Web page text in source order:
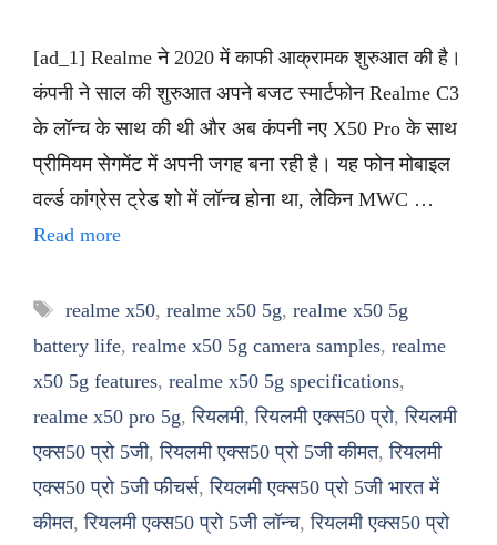
[ad_1] Realme ने 2020 में काफी आक्रामक शुरुआत की है।
कंपनी ने साल की शुरुआत अपने बजट स्मार्टफोन Realme C3
के लॉन्च के साथ की थी और अब कंपनी नए X50 Pro के साथ
प्रीमियम सेगमेंट में अपनी जगह बना रही है। यह फोन मोबाइल
वर्ल्ड कांग्रेस ट्रेड शो में लॉन्च होना था, लेकिन MWC …
Read more
Tags
realme x50, realme x50 5g, realme x50 5g
battery life, realme x50 5g camera samples, realme
x50 5g features, realme x50 5g specifications,
realme x50 pro 5g,रियलमी,रियलमी एक्स50 प्रो,रियलमी
एक्स50 प्रो 5जी,रियलमी एक्स50 प्रो 5जी कीमत,रियलमी
एक्स50 प्रो 5जी फीचर्स,रियलमी एक्स50 प्रो 5जी भारत में
कीमत,रियलमी एक्स50 प्रो 5जी लॉन्च,रियलमी एक्स50 प्रो